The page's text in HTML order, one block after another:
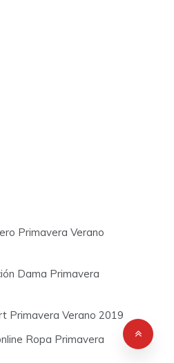
Primavera Verano
Dama Primavera
Primavera Verano 2019
Ropa Primavera